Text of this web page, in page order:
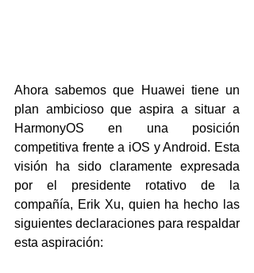
Ahora sabemos que Huawei tiene un
plan ambicioso que aspira a situar a
HarmonyOS en una posición
competitiva frente a iOS y Android. Esta
visión ha sido claramente expresada
por el presidente rotativo de la
compañía, Erik Xu, quien ha hecho las
siguientes declaraciones para respaldar
esta aspiración: